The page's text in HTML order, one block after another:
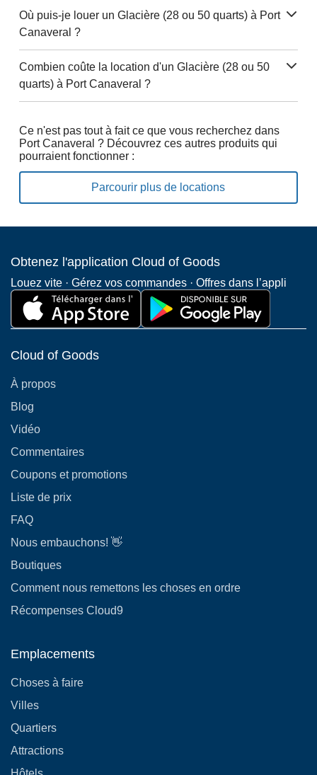
Où puis-je louer un Glacière (28 ou 50 quarts) à Port
Canaveral ?
Combien coûte la location d'un Glacière (28 ou 50
quarts) à Port Canaveral ?
Ce n'est pas tout à fait ce que vous recherchez dans
Port Canaveral ? Découvrez ces autres produits qui
pourraient fonctionner :
Parcourir plus de locations
Obtenez l'application Cloud of Goods
Louez vite · Gérez vos commandes · Offres dans l’appli
Cloud of Goods
À propos
Blog
Vidéo
Commentaires
Coupons et promotions
Liste de prix
FAQ
Nous embauchons! 👋
Boutiques
Comment nous remettons les choses en ordre
Récompenses Cloud9
Emplacements
Choses à faire
Villes
Quartiers
Attractions